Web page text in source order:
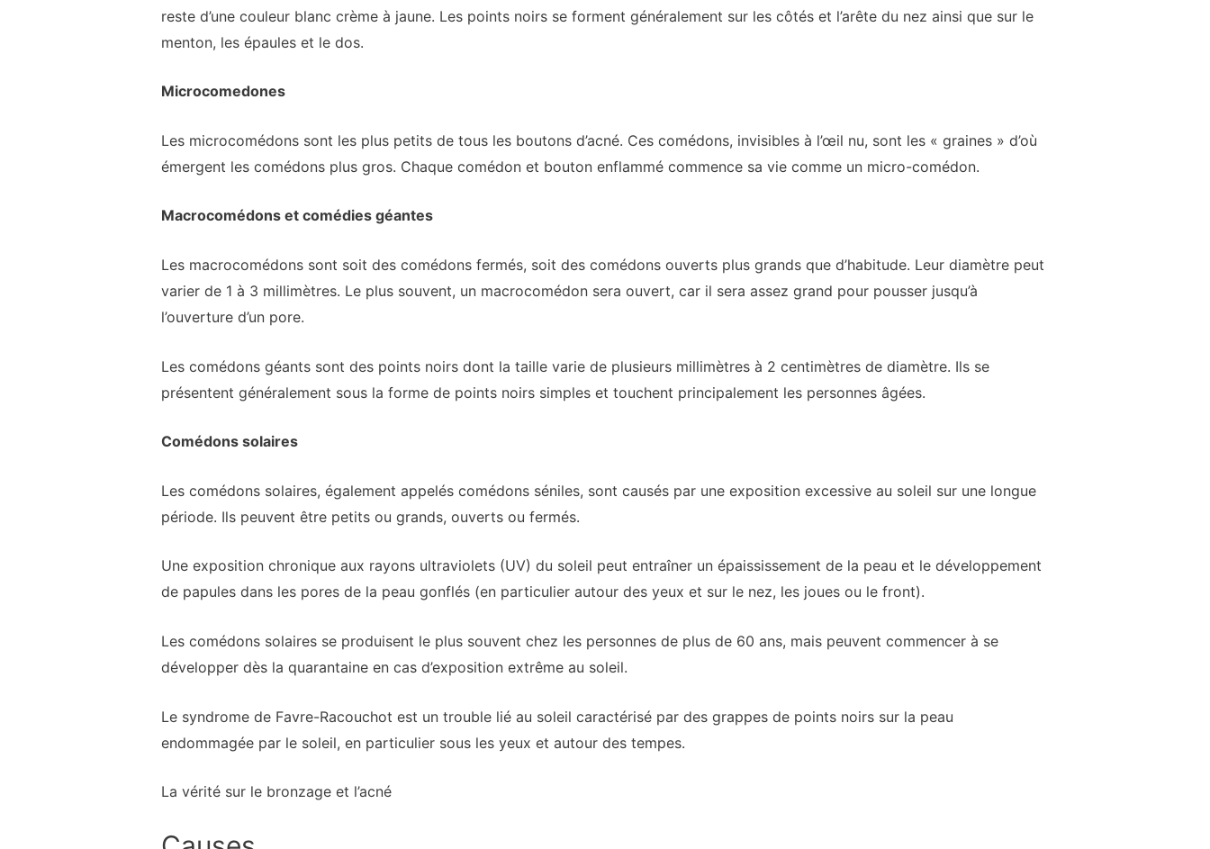
reste d’une couleur blanc crème à jaune. Les points noirs se forment généralement sur les côtés et l’arête du nez ainsi que sur le
menton, les épaules et le dos.
Microcomedones
Les microcomédons sont les plus petits de tous les boutons d’acné. Ces comédons, invisibles à l’œil nu, sont les « graines » d’où
émergent les comédons plus gros. Chaque comédon et bouton enflammé commence sa vie comme un micro-comédon.
Macrocomédons et comédies géantes
Les macrocomédons sont soit des comédons fermés, soit des comédons ouverts plus grands que d’habitude. Leur diamètre peut
varier de 1 à 3 millimètres. Le plus souvent, un macrocomédon sera ouvert, car il sera assez grand pour pousser jusqu’à
l’ouverture d’un pore.
Les comédons géants sont des points noirs dont la taille varie de plusieurs millimètres à 2 centimètres de diamètre. Ils se
présentent généralement sous la forme de points noirs simples et touchent principalement les personnes âgées.
Comédons solaires
Les comédons solaires, également appelés comédons séniles, sont causés par une exposition excessive au soleil sur une longue
période. Ils peuvent être petits ou grands, ouverts ou fermés.
Une exposition chronique aux rayons ultraviolets (UV) du soleil peut entraîner un épaississement de la peau et le développement
de papules dans les pores de la peau gonflés (en particulier autour des yeux et sur le nez, les joues ou le front).
Les comédons solaires se produisent le plus souvent chez les personnes de plus de 60 ans, mais peuvent commencer à se
développer dès la quarantaine en cas d’exposition extrême au soleil.
Le syndrome de Favre-Racouchot est un trouble lié au soleil caractérisé par des grappes de points noirs sur la peau
endommagée par le soleil, en particulier sous les yeux et autour des tempes.
La vérité sur le bronzage et l’acné